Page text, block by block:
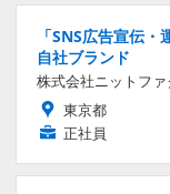
「SNS広告宣伝
自社ブランド
株式会社ニットフ
東京都
正社員